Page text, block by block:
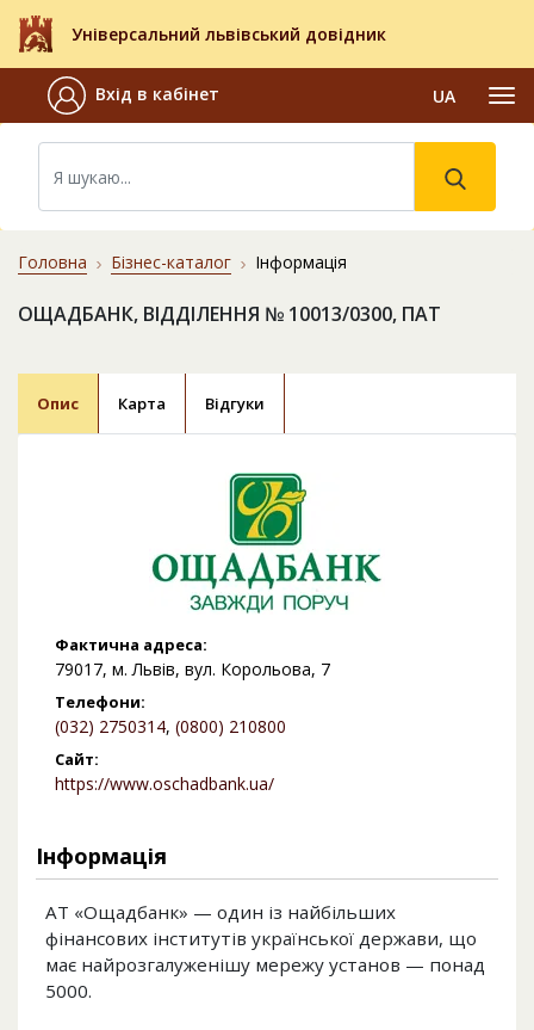
Універсальний львівський довідник
Вхід в кабінет UA
Головна Бізнес-каталог Інформація
ОЩАДБАНК, ВІДДІЛЕННЯ № 10013/0300, ПАТ
Опис Карта Відгуки
Фактична адреса:
79017, м. Львів, вул. Корольова, 7
Телефони:
(032) 2750314, (0800) 210800
Сайт:
https://www.oschadbank.ua/
Інформація
АТ «Ощадбанк» — один із найбільших
фінансових інститутів української держави, що
має найрозгалуженішу мережу установ — понад
5000.